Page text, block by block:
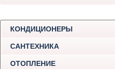
КОНДИЦИОНЕРЫ
САНТЕХНИКА
ОТОПЛЕНИЕ